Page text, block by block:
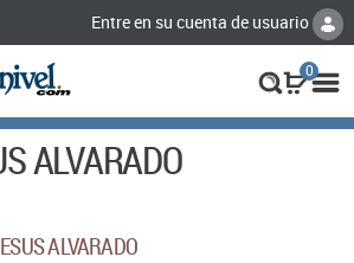
Entre en su cuenta de usuario
0
ALVARADO
ALVARADO